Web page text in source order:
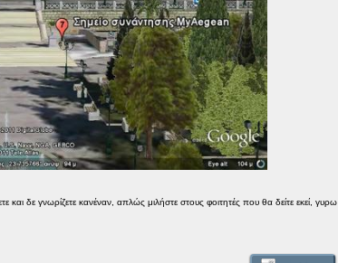
δε γνωρίζετε κανέναν, απλώς μιλήστε στους φοιτητές που θα δείτε εκεί, γυρω